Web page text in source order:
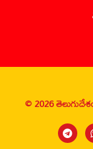
© 2026